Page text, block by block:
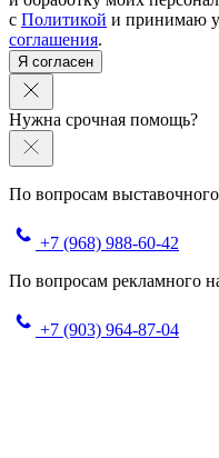
с Политикой и принимаю
соглашения.
Я согласен
Нужна срочная помощь?
По вопросам
+7 (968) 988-60-42
По вопросам рекламного
+7 (903) 964-87-04